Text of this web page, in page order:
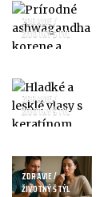
ZDRAVIE /
ŽIVOTNÝ ŠTÝL
ZDRAVIE /
ŽIVOTNÝ ŠTÝL
ZDRAVIE /
ŽIVOTNÝ ŠTÝL